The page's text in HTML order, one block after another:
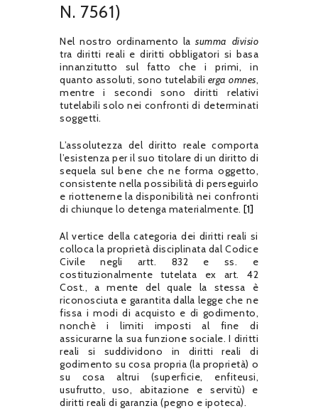
N. 7561)
Nel nostro ordinamento lasumma divisio
tra diritti reali e diritti obbligatori si basa
innanzitutto sul fatto che i primi, in
quanto assoluti, sono tutelabili erga omnes,
mentre i secondi sono diritti relativi
tutelabili solo nei confronti di determinati
soggetti.
L’assolutezza del diritto reale comporta
l’esistenza per il suo titolare di un diritto di
sequela sul bene che ne forma oggetto,
consistente nella possibilità di perseguirlo
e riottenerne la disponibilità nei confronti
di chiunque lo detenga materialmente. [1]
Al vertice della categoria dei diritti reali si
colloca la proprietà disciplinata dal Codice
Civile negli artt. 832 e ss. e
costituzionalmente tutelata ex art. 42
Cost., a mente del quale la stessa è
riconosciuta e garantita dalla legge che ne
fissa i modi di acquisto e di godimento,
nonchè i limiti imposti al fine di
assicurarne la sua funzione sociale. I diritti
reali si suddividono in diritti reali di
godimento su cosa propria (la proprietà) o
su cosa altrui (superficie, enfiteusi,
usufrutto, uso, abitazione e servitù) e
diritti reali di garanzia (pegno e ipoteca).